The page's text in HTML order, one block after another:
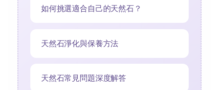
如何挑選適合自己的天然石？
天然石淨化與保養方法
天然石常見問題深度解答